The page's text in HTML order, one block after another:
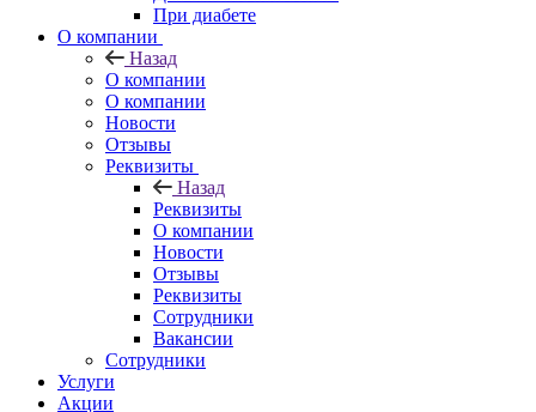
При диабете
О компании
Назад
О компании
О компании
Новости
Отзывы
Реквизиты
Назад
Реквизиты
О компании
Новости
Отзывы
Реквизиты
Сотрудники
Вакансии
Сотрудники
Услуги
Акции